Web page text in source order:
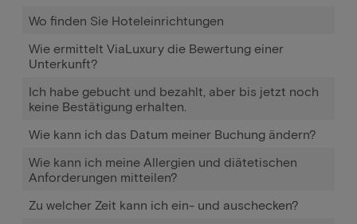
Wo finden Sie Hoteleinrichtungen
Wie ermittelt ViaLuxury die Bewertung einer
Unterkunft?
Ich habe gebucht und bezahlt, aber bis jetzt noch
keine Bestätigung erhalten.
Wie kann ich das Datum meiner Buchung ändern?
Wie kann ich meine Allergien und diätetischen
Anforderungen mitteilen?
Zu welcher Zeit kann ich ein- und auschecken?